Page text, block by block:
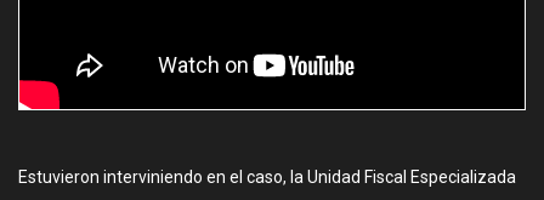
Estuvieron interviniendo en el caso, la Unidad Fiscal Especializada